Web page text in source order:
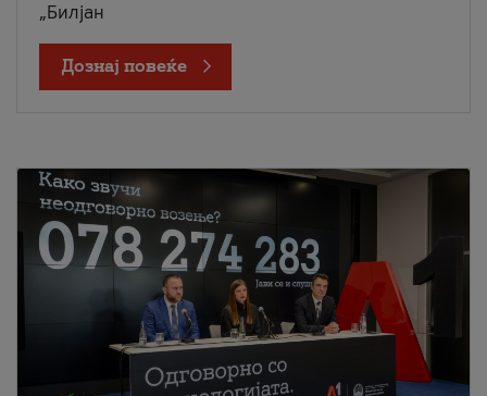
„Билјан
Дознај повеќе